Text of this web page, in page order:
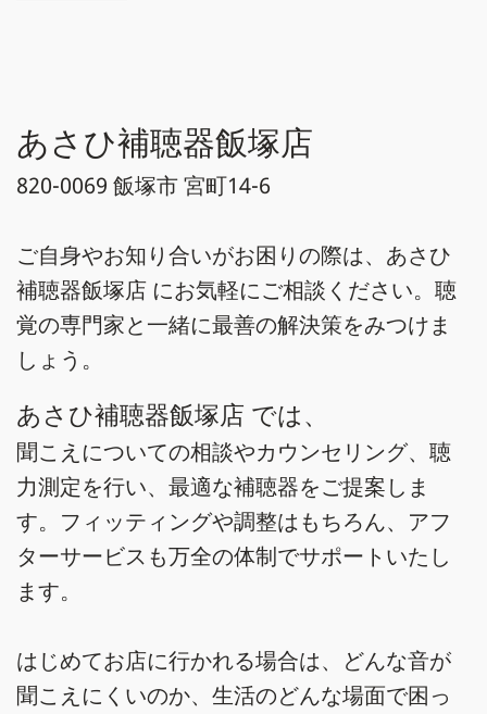
あさひ補聴器飯塚店
820-0069 飯塚市 宮町14-6
ご自身やお知り合いがお困りの際は、あさひ
補聴器飯塚店 にお気軽にご相談ください。聴
覚の専門家と一緒に最善の解決策をみつけま
しょう。
あさひ補聴器飯塚店 では、
聞こえについての相談やカウンセリング、聴
力測定を行い、最適な補聴器をご提案しま
す。フィッティングや調整はもちろん、アフ
ターサービスも万全の体制でサポートいたし
ます。
はじめてお店に行かれる場合は、どんな音が
聞こえにくいのか、生活のどんな場面で困っ